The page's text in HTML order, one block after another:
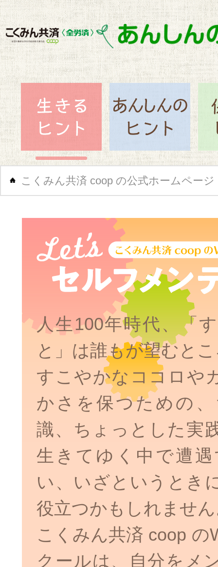
閉
生きるヒントあ
こくみん共済 coop の公式ホームページ
人生100年時代、「
と」は誰もが望むと
すこやかなココロや
かさを保つための
識、ちょっとした実
生きてゆく中で遭
い、いざというとき
役立つかもしれませ
こくみん共済 coop の
クールは、自分をメ